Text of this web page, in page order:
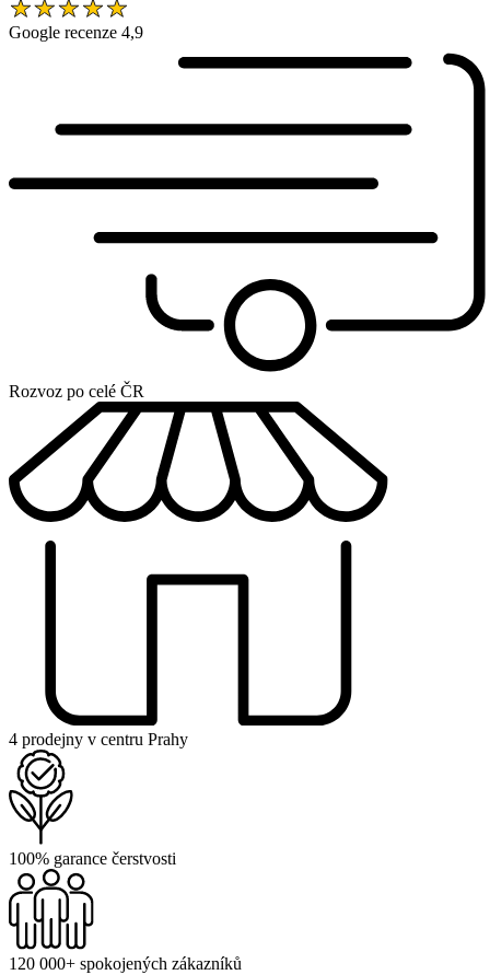
Google recenze 4,9
Rozvoz po celé ČR
4 prodejny v centru Prahy
100% garance čerstvosti
120 000+ spokojených zákazníků